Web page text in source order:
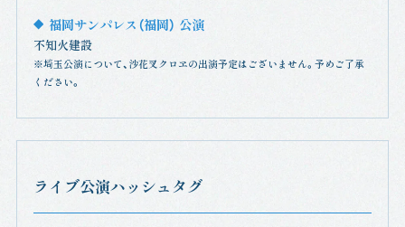
福岡サンパレス（福岡） 公演
不知火建設
※埼玉公演について、沙花叉クロヱの出演予定はございません。予めご了承
ください。
ライブ公演ハッシュタグ